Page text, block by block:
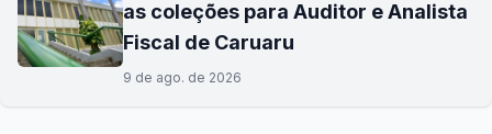
as coleções para Auditor e Analista
Fiscal de Caruaru
9 de ago. de 2026